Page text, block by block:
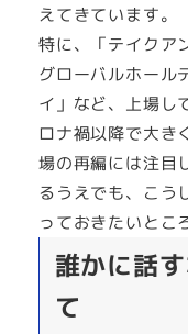
えてきています。
特に、「テイクア
グローバルホール
イ」など、上場し
ロナ禍以降で大き
場の再編には注目
るうえでも、こう
っておきたいとこ
誰かに話
て